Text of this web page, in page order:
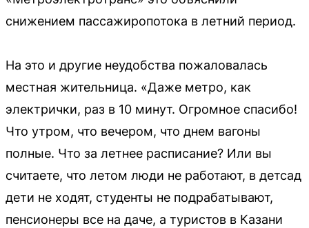
снижением пассажиропотока в летний период.
На это и другие неудобства пожаловалась
местная жительница. «Даже метро, как
электрички, раз в 10 минут. Огромное спасибо!
Что утром, что вечером, что днем вагоны
полные. Что за летнее расписание? Или вы
считаете, что летом люди не работают, в детсад
дети не ходят, студенты не подрабатывают,
пенсионеры все на даче, а туристов в Казани